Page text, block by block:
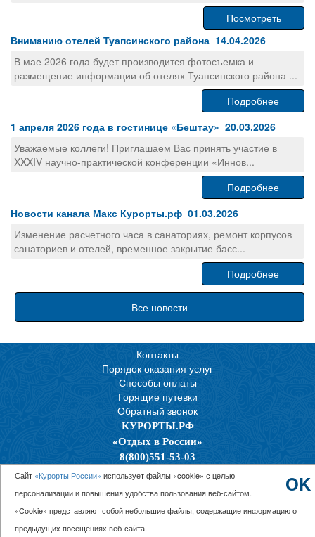
Посмотреть
Вниманию отелей Туапсинского района 14.04.2026
В мае 2026 года будет производится фотосъемка и
размещение информации об отелях Туапсинского района ...
Подробнее
1 апреля 2026 года в гостинице «Бештау» 20.03.2026
Уважаемые коллеги! Приглашаем Вас принять участие в
XXXIV научно-практической конференции «Иннов...
Подробнее
Новости канала Макс Курорты.рф 01.03.2026
Изменение расчетного часа в санаториях, ремонт корпусов
санаториев и отелей, временное закрытие басс...
Подробнее
Все новости
Контакты
Порядок оказания услуг
Способы оплаты
Горящие путевки
Обратный звонок
КУРОРТЫ.РФ
«Отдых в России»
8(800)551-53-03
Политика конфиденциальности
© 2026 ООО “Единая Служба Бронирования”
OK
Сайт «Курорты России» использует файлы «cookie» с целью
персонализации и повышения удобства пользования веб-сайтом.
«Cookie» представляют собой небольшие файлы, содержащие информацию о
предыдущих посещениях веб-сайта.